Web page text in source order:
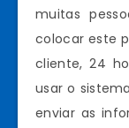
muitas
colocar este
cliente, 24
usar o
enviar as